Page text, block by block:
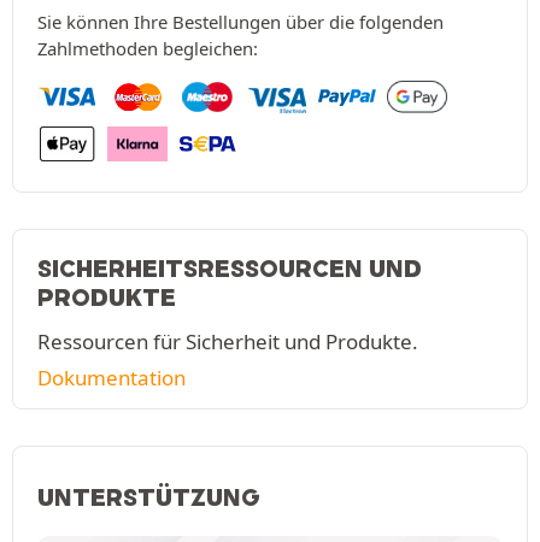
Sie können Ihre Bestellungen über die folgenden
Zahlmethoden begleichen:
SICHERHEITSRESSOURCEN UND
PRODUKTE
Ressourcen für Sicherheit und Produkte.
Dokumentation
UNTERSTÜTZUNG